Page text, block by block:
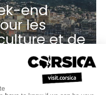
end
les
et de